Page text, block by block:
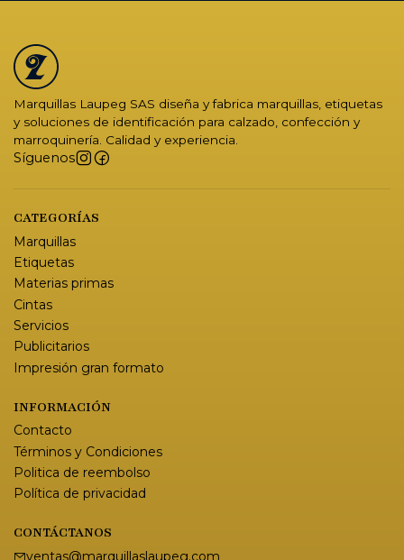
Marquillas Laupeg SAS diseña y fabrica marquillas, etiquetas
y soluciones de identificación para calzado, confección y
marroquinería. Calidad y experiencia.
Síguenos
CATEGORÍAS
Marquillas
Etiquetas
Materias primas
Cintas
Servicios
Publicitarios
Impresión gran formato
INFORMACIÓN
Contacto
Términos y Condiciones
Politica de reembolso
Política de privacidad
CONTÁCTANOS
ventas@marquillaslaupeg.com